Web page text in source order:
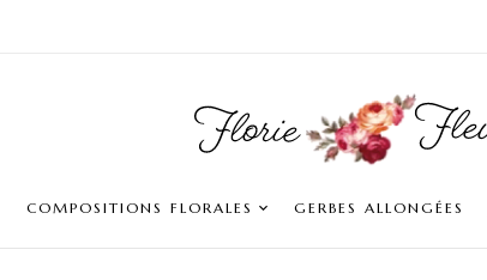
COMPOSITIONS FLORALES GERBES ALLONGÉES